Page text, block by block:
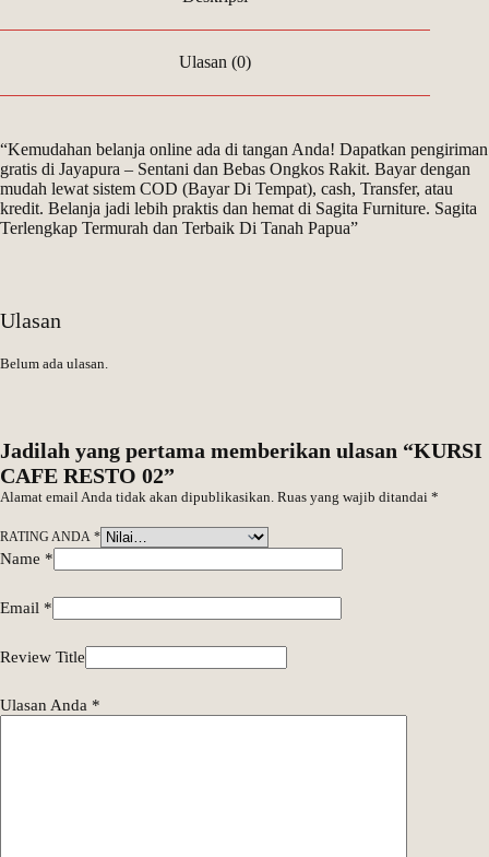
Ulasan (0)
“Kemudahan belanja online ada di tangan Anda! Dapatkan pengiriman
gratis di Jayapura – Sentani dan Bebas Ongkos Rakit. Bayar dengan
mudah lewat sistem COD (Bayar Di Tempat), cash, Transfer, atau
kredit. Belanja jadi lebih praktis dan hemat di Sagita Furniture. Sagita
Terlengkap Termurah dan Terbaik Di Tanah Papua”
Ulasan
Belum ada ulasan.
Jadilah yang pertama memberikan ulasan “KURSI
CAFE RESTO 02”
Alamat email Anda tidak akan dipublikasikan. Ruas yang wajib ditandai *
RATING ANDA *
Name *
Email *
Review Title
Ulasan Anda *